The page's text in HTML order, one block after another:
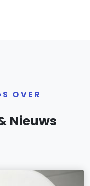
OVER
Nieuws